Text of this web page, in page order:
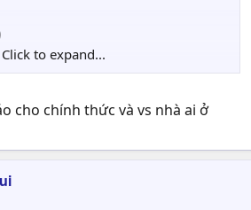
Click to expand...
cho chính thức và vs nhà ai ở